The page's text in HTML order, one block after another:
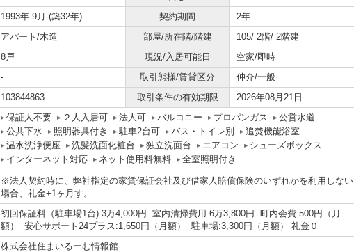
1993年 9月 (築32年) 契約期間
2年
アパート/木造 部屋/所在階/階建
105/ 2階/ 2階建
8戸 現況/入居可能日
空家/即時
- 取引態様/賃貸区分
仲介/一般
103844863 取引条件の有効期限 2026年08月21日
保証人不要 ２人入居可 法人可 バルコニー プロパンガス
公営水道
公共下水
照明器具付き 駐車2台可 バス・トイレ別
追焚機能浴室
温水洗浄便座
洗髪洗面化粧台 独立洗面台 エアコン
シューズボックス
インターネット対応
ネット使用料無料 全室照明付き
※法人契約時に、弊社指定の家賃保証会社及び借家人賠償保険のいずれかを利用しない
場合、礼金+1ヶ月す。
初回保証料（駐車場1台):3万4,000円 室内清掃費用:6万3,800円 町内会費:500円（月
額） 安心サポート24プラス:1,650円（月額） 駐車場:3,300円（月額） 礼金０
株式会社住まいるーむ情報館